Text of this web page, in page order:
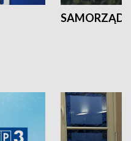
SAMORZĄD